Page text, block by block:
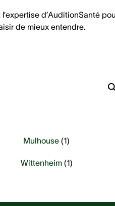
d’AuditionSanté
de mieux entendre.
Mulhouse (1)
Wittenheim (1)